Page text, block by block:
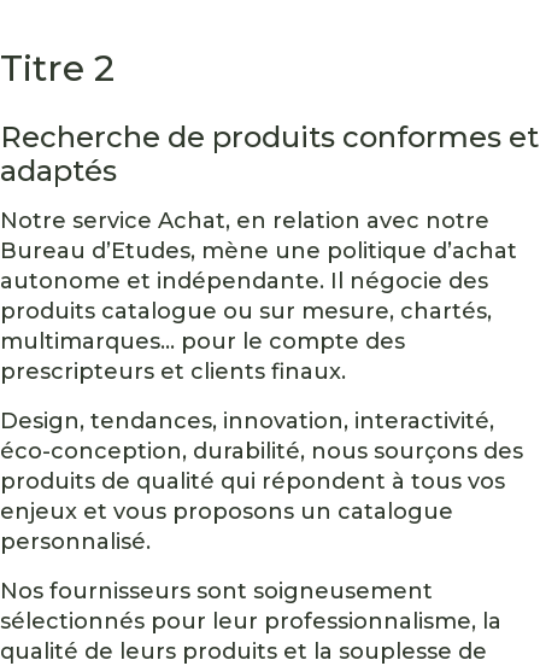
Titre 2
Recherche de produits conformes et
adaptés
Notre service Achat, en relation avec notre
Bureau d’Etudes, mène une politique d’achat
autonome et indépendante. Il négocie des
produits catalogue ou sur mesure, chartés,
multimarques... pour le compte des
prescripteurs et clients finaux.
Design, tendances, innovation, interactivité,
éco-conception, durabilité, nous sourçons des
produits de qualité qui répondent à tous vos
enjeux et vous proposons un catalogue
personnalisé.
Nos fournisseurs sont soigneusement
sélectionnés pour leur professionnalisme, la
qualité de leurs produits et la souplesse de